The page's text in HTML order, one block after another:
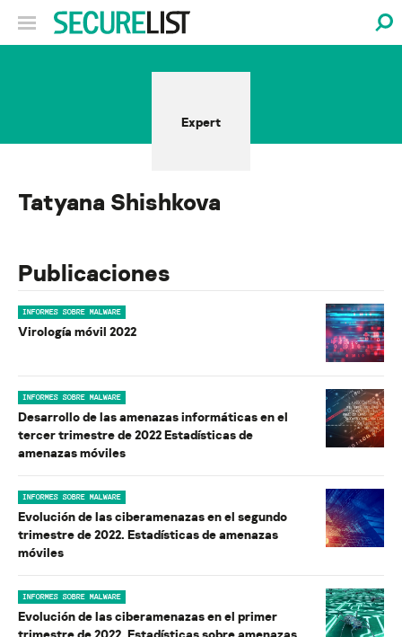
Expert
Tatyana Shishkova
Publicaciones
INFORMES SOBRE MALWARE
Virología móvil 2022
INFORMES SOBRE MALWARE
Desarrollo de las amenazas informáticas en el
tercer trimestre de 2022 Estadísticas de
amenazas móviles
INFORMES SOBRE MALWARE
Evolución de las ciberamenazas en el segundo
trimestre de 2022. Estadísticas de amenazas
móviles
INFORMES SOBRE MALWARE
Evolución de las ciberamenazas en el primer
trimestre de 2022. Estadísticas sobre amenazas